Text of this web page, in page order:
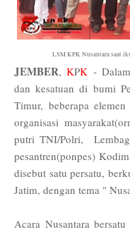
LSM KPK Nusantara saat
JEMBER,KPK -
dan kesatuan di bumi
Timur, beberapa
organisasi
putri TNI/Polri,
pesantren(ponpes)
disebut satu persatu,
Jatim, dengan tema "
Acara Nusantara